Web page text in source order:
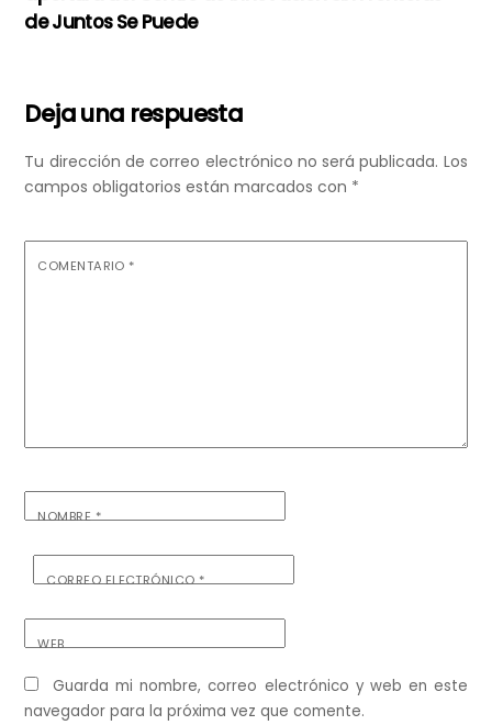
de Juntos Se Puede
Deja una respuesta
Tu dirección de correo electrónico no será publicada. Los
campos obligatorios están marcados con *
COMENTARIO *
NOMBRE*
CORREO ELECTRÓNICO*
WEB
Guarda mi nombre, correo electrónico y web en este
navegador para la próxima vez que comente.